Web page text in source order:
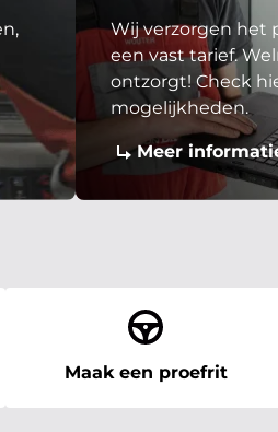
Wij verzorgen het
een vast tarief.
ontzorgt! Check
mogelijkheden.
Meer
Maak een proefrit